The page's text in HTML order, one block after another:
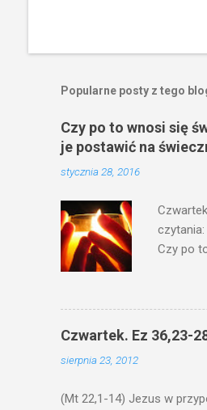
Popularne posty z tego
Czy po to wnosi się
je postawić na
stycznia 28, 2016
czytania:
Czy po
niechaj
ma. W
by je
Czwartek. Ez 36,23-
sierpnia 23, 2012
(Mt 22,1-14) Jezus w